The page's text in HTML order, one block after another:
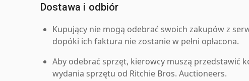
Dostawa i odbiór
Kupujący nie mogą odebrać swoich zakupów z
dopóki ich faktura nie zostanie w pełni opłacona.
Aby odebrać sprzęt, kierowcy muszą przedstawić
wydania sprzętu od Ritchie Bros. Auctioneers.